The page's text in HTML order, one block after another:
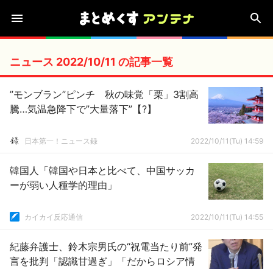
ニュース 2022/10/11 の記事一覧
”モンブラン”ピンチ 秋の味覚「栗」3割高
騰…気温急降下で”大量落下”【?】
日本第一！ニュース録 2022/10/11(Tu) 14:59
韓国人「韓国や日本と比べて、中国サッカ
ーが弱い人種学的理由」
カイカイ反応通信 2022/10/11(Tu) 14:55
紀藤弁護士、鈴木宗男氏の“祝電当たり前”発
言を批判「認識甘過ぎ」「だからロシア情